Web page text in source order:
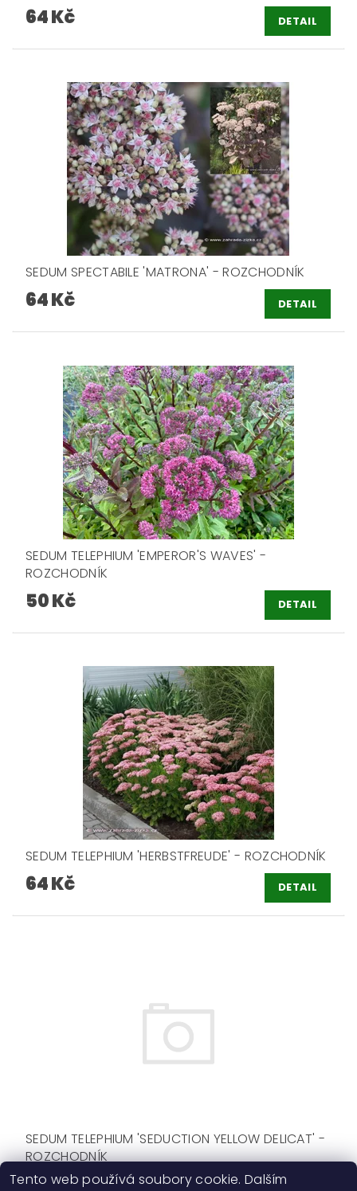
64 Kč DETAIL
SEDUM SPECTABILE 'MATRONA' - ROZCHODNÍK
64 Kč DETAIL
SEDUM TELEPHIUM 'EMPEROR'S WAVES' -
ROZCHODNÍK
50 Kč DETAIL
SEDUM TELEPHIUM 'HERBSTFREUDE' - ROZCHODNÍK
64 Kč DETAIL
SEDUM TELEPHIUM 'SEDUCTION YELLOW DELICAT' -
ROZCHODNÍK
64 Kč DETAIL
Tento web používá soubory cookie. Dalším